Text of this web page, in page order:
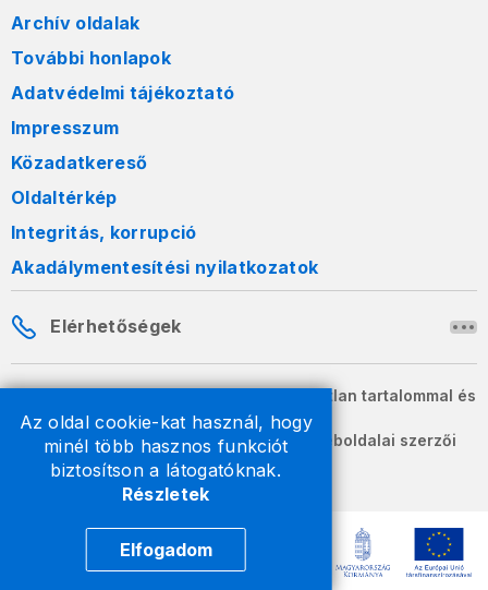
Az oldal cookie-kat használ, hogy
minél több hasznos funkciót
biztosítson a látogatóknak.
Részletek
Elfogadom
Archív oldalak
További honlapok
Adatvédelmi tájékoztató
Impresszum
Közadatkereső
Oldaltérkép
Integritás, korrupció
Akadálymentesítési nyilatkozatok
Elérhetőségek
A honlapon szereplő információk változatlan tartalommal és
formában szabadon terjeszthetők.
2026 © A Nemzeti Adó- és Vámhivatal weboldalai szerzői
jogvédelem alatt állnak.